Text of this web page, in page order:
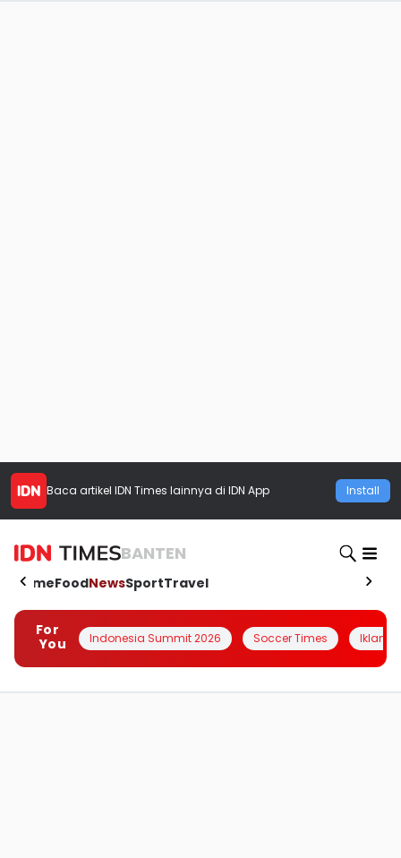
Baca artikel IDN Times lainnya di IDN App Install
BANTEN
HomeFoodNewsSportTravel
For
You
Indonesia Summit 2026 Soccer Times Iklanin